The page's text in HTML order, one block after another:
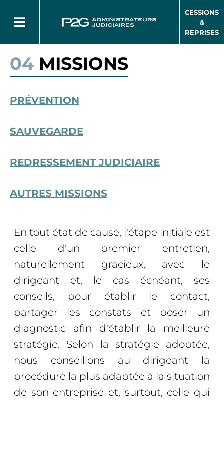
CESSIONS
&
REPRISES
04 MISSIONS
PRÉVENTION
SAUVEGARDE
REDRESSEMENT JUDICIAIRE
AUTRES MISSIONS
En tout état de cause, l'étape initiale est
celle d'un premier entretien,
naturellement gracieux, avec le
dirigeant et, le cas échéant, ses
conseils, pour établir le contact,
partager les constats et poser un
diagnostic afin d'établir la meilleure
stratégie. Selon la stratégie adoptée,
nous conseillons au dirigeant la
procédure la plus adaptée à la situation
de son entreprise et, surtout, celle qui